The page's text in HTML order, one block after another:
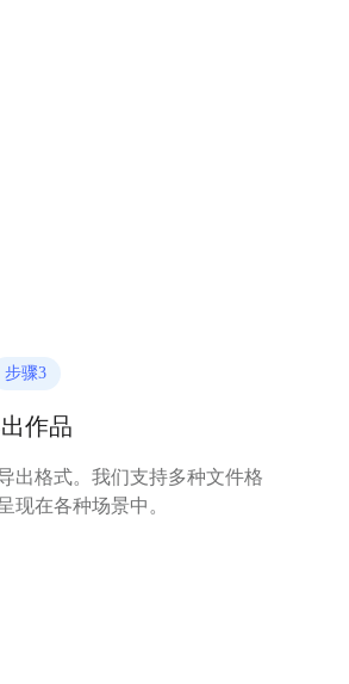
步骤3
作品
出格式。我们支持多种文件格
现在各种场景中。